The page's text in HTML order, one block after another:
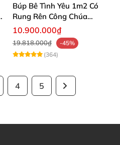
Búp Bê Tình Yêu 1m2 Có
Rung Rên Công Chúa
Anime Xinh Đẹp
10.900.000₫
19.818.000₫
-45%
(364)
4 5